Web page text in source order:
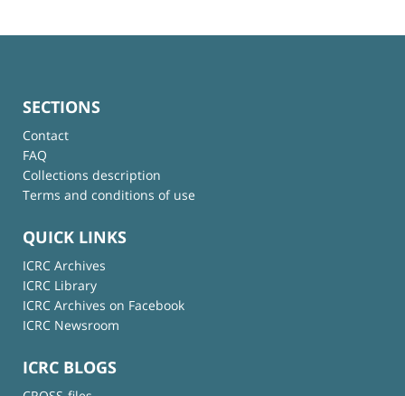
SECTIONS
Contact
FAQ
Collections description
Terms and conditions of use
QUICK LINKS
ICRC Archives
ICRC Library
ICRC Archives on Facebook
ICRC Newsroom
ICRC BLOGS